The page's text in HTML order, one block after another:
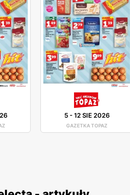
5-12 SIE 2026
GAZETKA TOPAZ